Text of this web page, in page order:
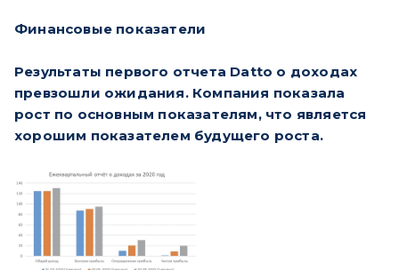
Финансовые показатели
Результаты первого отчета Datto о доходах
превзошли ожидания. Компания показала
рост по основным показателям, что является
хорошим показателем будущего роста.